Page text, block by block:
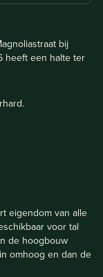
bij
heeft een halte ter
eigendom van alle
voor tal
de hoogbouw
omhoog en dan de